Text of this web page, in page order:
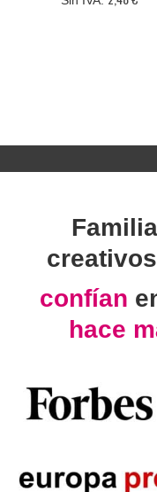
confían
hace